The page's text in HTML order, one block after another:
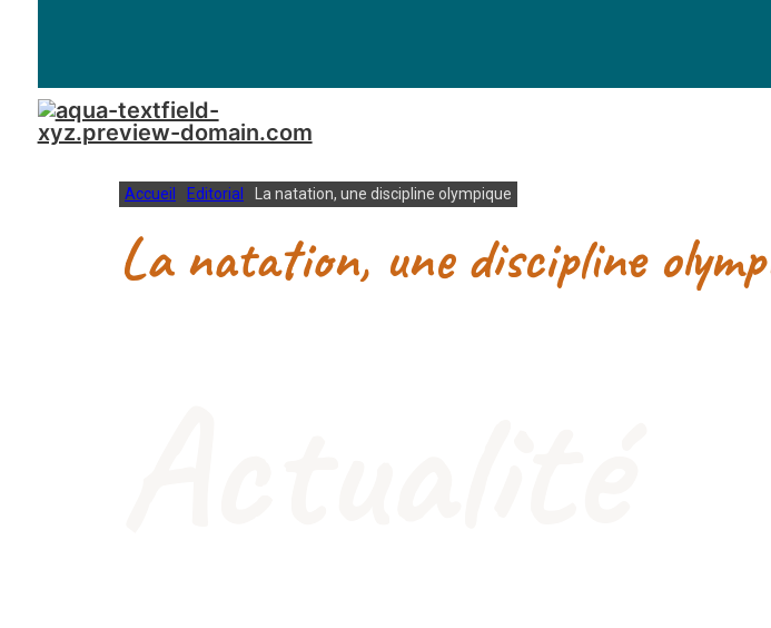
Accueil Editorial La natation, une discipline olympique
La natation, une discipline